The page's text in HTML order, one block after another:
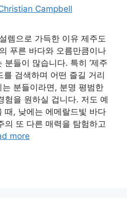
Campbell
렘으로 가득한 이유 제주도
푸른 바다와 오름만큼이나
분들이 많습니다. 특히 ‘제주
를 검색하며 어떤 즐길 거리
분들이라면, 분명 평범한
험을 원하실 겁니다. 저도 예
때, 낮에는 에메랄드빛 바다
의 또 다른 매력을 탐험하고
more